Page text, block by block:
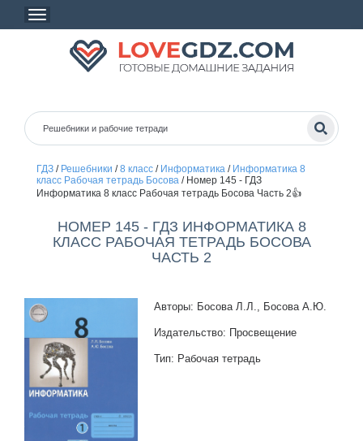
ГДЗ/ Решебники /8 класс/ Информатика/ Информатика 8
класс Рабочая тетрадь Босова/ Номер 145 - ГДЗ
Информатика 8 класс Рабочая тетрадь Босова Часть 2👍
НОМЕР 145 - ГДЗ ИНФОРМАТИКА 8
КЛАСС РАБОЧАЯ ТЕТРАДЬ БОСОВА
ЧАСТЬ 2
Авторы: Босова Л.Л., Босова А.Ю.
Издательство: Просвещение
Тип: Рабочая тетрадь